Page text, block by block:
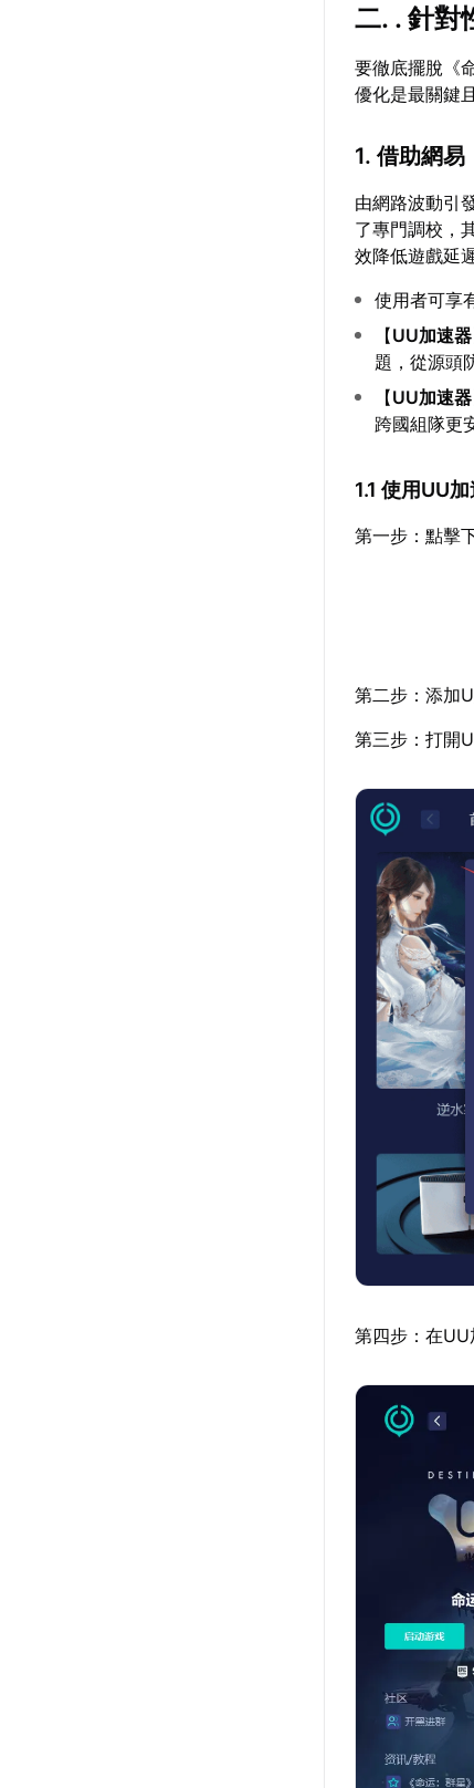
二. . 針對
要徹底擺脫《
優化是最關鍵
1. 借助網易
由網路波動引
了專門調校，
效降低遊戲延
使用者可享
【UU加速器
題，從源頭
【UU加速器
跨國組隊更
1.1 使用UU
第一步：點擊
第二步：添加
第三步：打開
第四步：在